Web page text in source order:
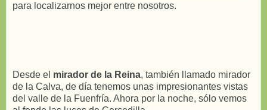
para localizarnos mejor entre nosotros.
Desde el mirador de la Reina, también llamado mirador
de la Calva, de día tenemos unas impresionantes vistas
del valle de la Fuenfría. Ahora por la noche, sólo vemos